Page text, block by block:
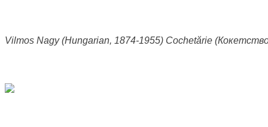
Vilmos Nagy (Hungarian, 1874-1955) Cochetărie